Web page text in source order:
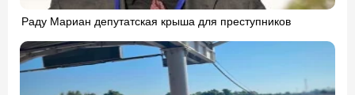
Раду Мариан депутатская крыша для преступников